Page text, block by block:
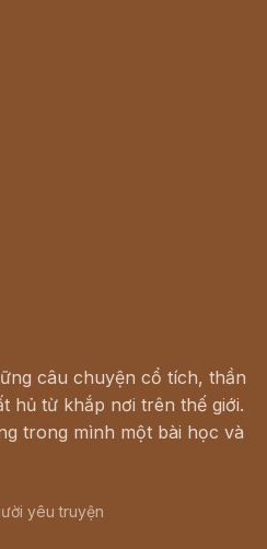
câu chuyện cổ tích, thần
hủ từ khắp nơi trên thế giới.
trong mình một bài học và
yêu truyện